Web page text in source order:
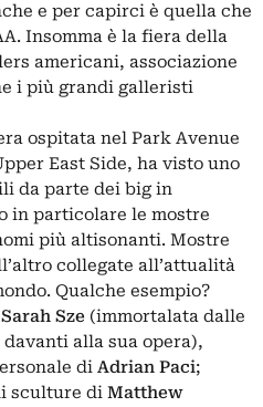
e per capirci è quella che
Insomma è la fiera della
americani, associazione
i più grandi galleristi
ospitata nel Park Avenue
East Side, ha visto uno
da parte dei big in
in particolare le mostre
più altisonanti. Mostre
collegate all’attualità
Qualche esempio?
Sarah Sze (immortalata dalle
alla sua opera),
di Adrian Paci;
sculture di Matthew